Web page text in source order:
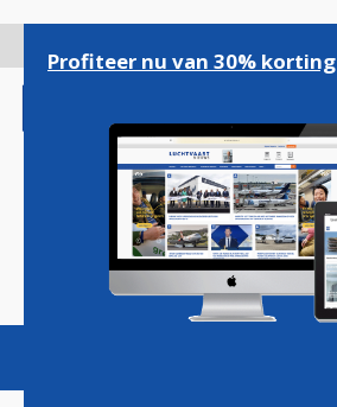
gaan
Magazine Podcasts
Profiteer nu van 30% korting